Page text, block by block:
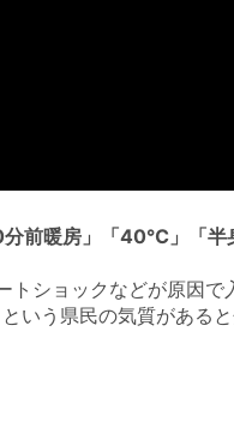
前暖房」「40℃」「半
ショックなどが原因
いう県民の気質がある